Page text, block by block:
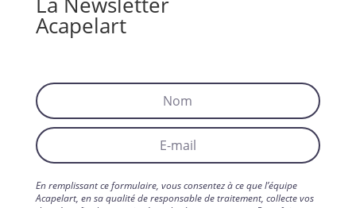
Acapelart
En remplissant ce formulaire, vous consentez à ce que l’équipe
Acapelart, en sa qualité de responsable de traitement, collecte vos